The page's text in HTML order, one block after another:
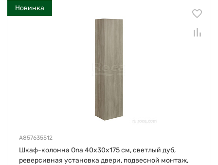
Новинка
A857635512
Шкаф-колонна Ona 40х30х175 см, светлый дуб,
реверсивная установка двери, подвесной монтаж,